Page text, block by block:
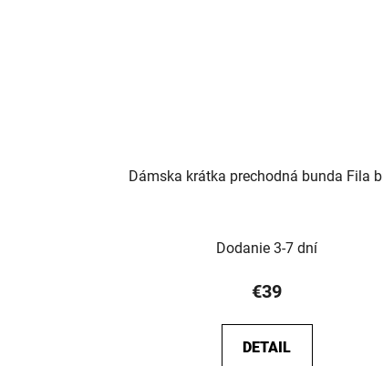
Dámska krátka prechodná bunda Fila
Dodanie 3-7 dní
€39
DETAIL